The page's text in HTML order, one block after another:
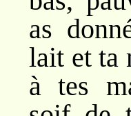
as
lait et ta
à tes